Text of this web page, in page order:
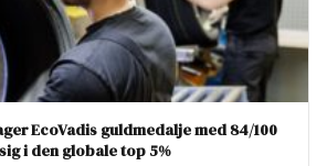
EcoVadis guldmedalje med 84/100
i den globale top 5%